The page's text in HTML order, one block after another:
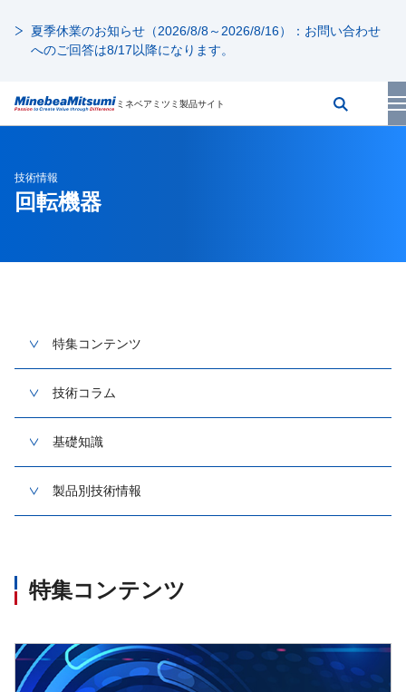
夏季休業のお知らせ（2026/8/8～2026/8/16）：お問い合わせ
へのご回答は8/17以降になります。
ミネベアミツミ製品サイト
技術情報
回転機器
特集コンテンツ
技術コラム
基礎知識
製品別技術情報
特集コンテンツ